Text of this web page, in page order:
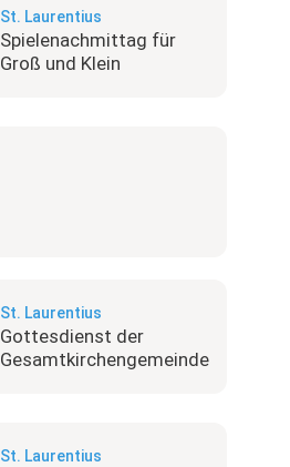
St. Laurentius
Spielenachmittag für
Groß und Klein
St. Laurentius
Gottesdienst der
Gesamtkirchengemeinde
St. Laurentius